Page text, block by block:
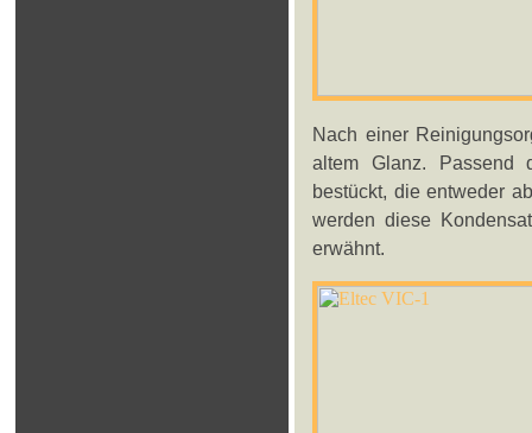
Nach einer
altem Glanz. Passend
bestückt, die entweder
werden diese
erwähnt.